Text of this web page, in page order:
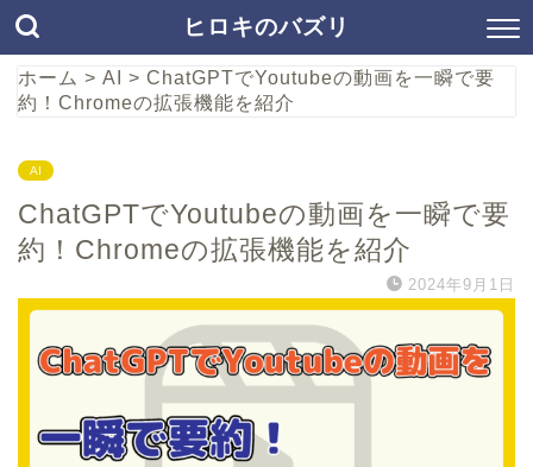
ヒロキのバズリ
ホーム > AI > ChatGPTでYoutubeの動画を一瞬で要
約！Chromeの拡張機能を紹介
AI
ChatGPTでYoutubeの動画を一瞬で要
約！Chromeの拡張機能を紹介
2024年9月1日